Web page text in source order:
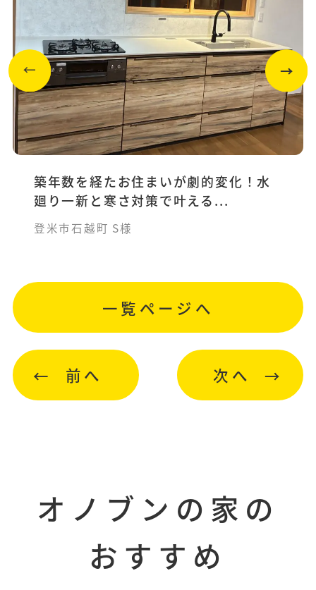
築年数を経たお住まいが劇的変化！水
廻り一新と寒さ対策で叶える...
登米市石越町 S様
前へ
一覧ページへ
次へ
オノブンの家の
おすすめ